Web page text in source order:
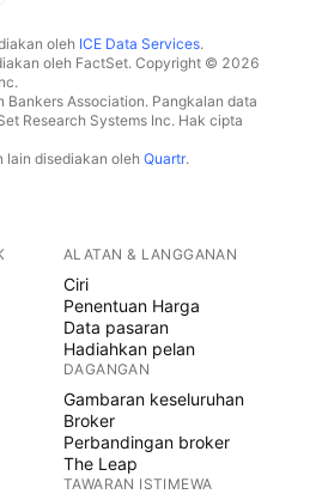
oleh ICE Data Services.
oleh FactSet. Copyright © 2026
Association. Pangkalan data
Research Systems Inc. Hak cipta
lain disediakan oleh Quartr.
ALATAN & LANGGANAN
Ciri
Penentuan Harga
Data pasaran
Hadiahkan pelan
DAGANGAN
Gambaran keseluruhan
Broker
Perbandingan broker
The Leap
TAWARAN ISTIMEWA